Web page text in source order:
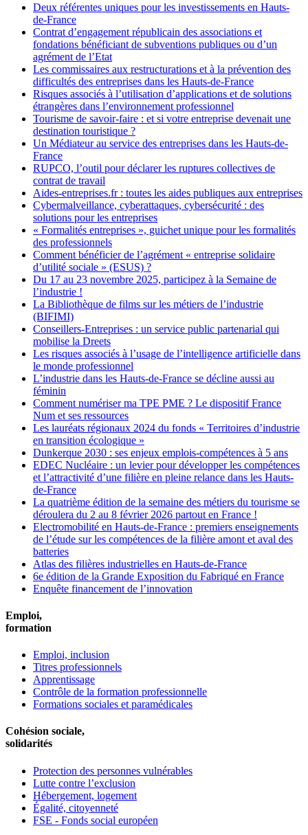
Deux référentes uniques pour les investissements en Hauts-
de-France
Contrat d’engagement républicain des associations et
fondations bénéficiant de subventions publiques ou d’un
agrément de l’Etat
Les commissaires aux restructurations et à la prévention des
difficultés des entreprises dans les Hauts-de-France
Risques associés à l’utilisation d’applications et de solutions
étrangères dans l’environnement professionnel
Tourisme de savoir-faire : et si votre entreprise devenait une
destination touristique ?
Un Médiateur au service des entreprises dans les Hauts-de-
France
RUPCO, l’outil pour déclarer les ruptures collectives de
contrat de travail
Aides-entreprises.fr : toutes les aides publiques aux entreprises
Cybermalveillance, cyberattaques, cybersécurité : des
solutions pour les entreprises
« Formalités entreprises », guichet unique pour les formalités
des professionnels
Comment bénéficier de l’agrément « entreprise solidaire
d’utilité sociale » (ESUS) ?
Du 17 au 23 novembre 2025, participez à la Semaine de
l’industrie !
La Bibliothèque de films sur les métiers de l’industrie
(BIFIMI)
Conseillers-Entreprises : un service public partenarial qui
mobilise la Dreets
Les risques associés à l’usage de l’intelligence artificielle dans
le monde professionnel
L’industrie dans les Hauts-de-France se décline aussi au
féminin
Comment numériser ma TPE PME ? Le dispositif France
Num et ses ressources
Les lauréats régionaux 2024 du fonds « Territoires d’industrie
en transition écologique »
Dunkerque 2030 : ses enjeux emplois-compétences à 5 ans
EDEC Nucléaire : un levier pour développer les compétences
et l’attractivité d’une filière en pleine relance dans les Hauts-
de-France
La quatrième édition de la semaine des métiers du tourisme se
déroulera du 2 au 8 février 2026 partout en France !
Electromobilité en Hauts-de-France : premiers enseignements
de l’étude sur les compétences de la filière amont et aval des
batteries
Atlas des filières industrielles en Hauts-de-France
6e édition de la Grande Exposition du Fabriqué en France
Enquête financement de l’innovation
Emploi,
formation
Emploi, inclusion
Titres professionnels
Apprentissage
Contrôle de la formation professionnelle
Formations sociales et paramédicales
Cohésion sociale,
solidarités
Protection des personnes vulnérables
Lutte contre l’exclusion
Hébergement, logement
Égalité, citoyenneté
FSE - Fonds social européen